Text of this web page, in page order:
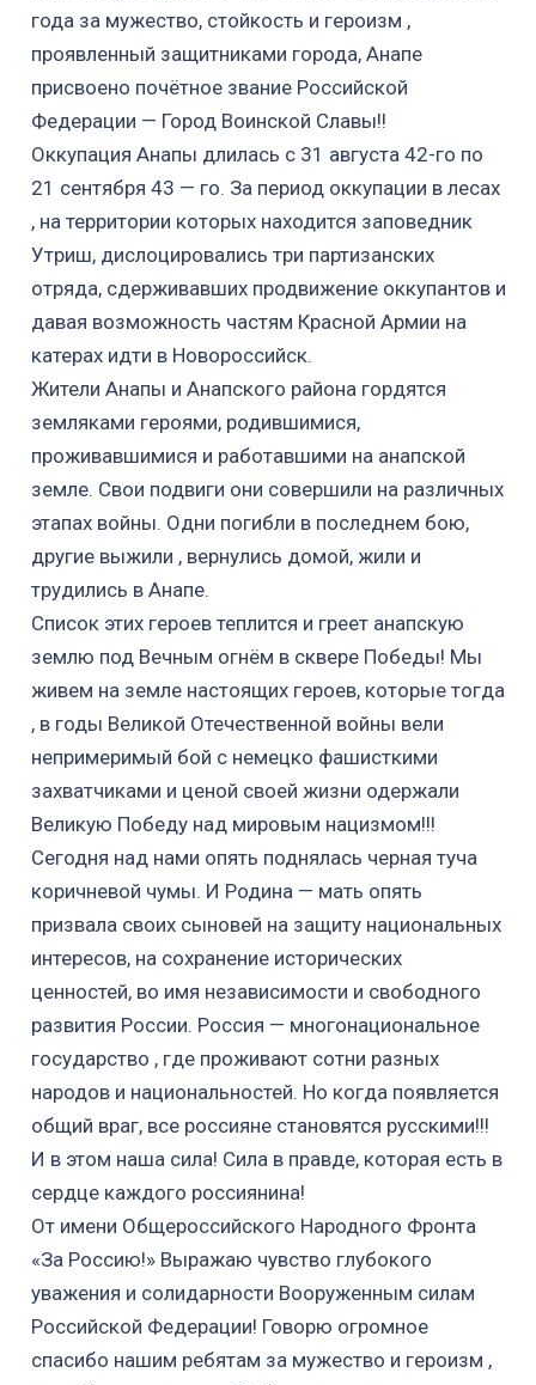
года за мужество, стойкость и героизм ,
проявленный защитниками города, Анапе
присвоено почётное звание Российской
Федерации — Город Воинской Славы!!
Оккупация Анапы длилась с 31 августа 42-го по
21 сентября 43 — го. За период оккупации в лесах
, на территории которых находится заповедник
Утриш, дислоцировались три партизанских
отряда, сдерживавших продвижение оккупантов и
давая возможность частям Красной Армии на
катерах идти в Новороссийск.
Жители Анапы и Анапского района гордятся
земляками героями, родившимися,
проживавшимися и работавшими на анапской
земле. Свои подвиги они совершили на различных
этапах войны. Одни погибли в последнем бою,
другие выжили , вернулись домой, жили и
трудились в Анапе.
Список этих героев теплится и греет анапскую
землю под Вечным огнём в сквере Победы! Мы
живем на земле настоящих героев, которые тогда
, в годы Великой Отечественной войны вели
непримеримый бой с немецко фашисткими
захватчиками и ценой своей жизни одержали
Великую Победу над мировым нацизмом!!!
Сегодня над нами опять поднялась черная туча
коричневой чумы. И Родина — мать опять
призвала своих сыновей на защиту национальных
интересов, на сохранение исторических
ценностей, во имя независимости и свободного
развития России. Россия — многонациональное
государство , где проживают сотни разных
народов и национальностей. Но когда появляется
общий враг, все россияне становятся русскими!!!
И в этом наша сила! Сила в правде, которая есть в
сердце каждого россиянина!
От имени Общероссийского Народного Фронта
«За Россию!» Выражаю чувство глубокого
уважения и солидарности Вооруженным силам
Российской Федерации! Говорю огромное
спасибо нашим ребятам за мужество и героизм ,